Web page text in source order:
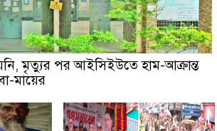
মৃত্যুর পর আইসিইউতে হাম-আক্রান্ত
মায়ের